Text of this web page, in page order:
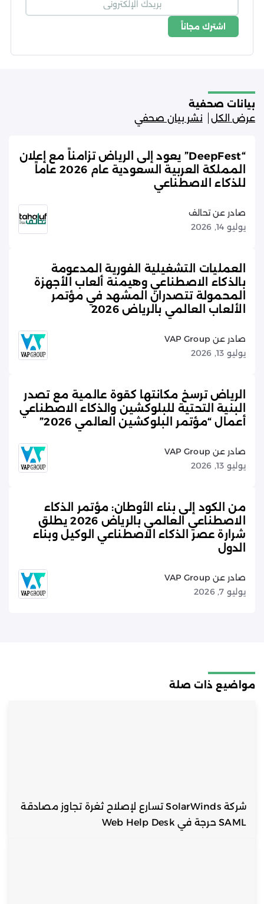
اشترك مجاناً
بيانات صحفية
عرض الكل
نشر بيان صحفي
“DeepFest” يعود إلى الرياض تزامناً مع إعلان
المملكة العربية السعودية عام 2026 عاماً
للذكاء الاصطناعي
صادر عن تحالف
يوليو 14, 2026
العمليات التشغيلية الفورية المدعومة
بالذكاء الاصطناعي وهيمنة ألعاب الأجهزة
المحمولة تتصدران المشهد في مؤتمر
الألعاب العالمي بالرياض 2026
صادر عن VAP Group
يوليو 13, 2026
الرياض ترسخ مكانتها كقوة عالمية مع تصدر
البنية التحتية للبلوكشين والذكاء الاصطناعي
أعمال “مؤتمر البلوكشين العالمي 2026”
صادر عن VAP Group
يوليو 13, 2026
من الكود إلى بناء الأوطان: مؤتمر الذكاء
الاصطناعي العالمي بالرياض 2026 يطلق
شرارة عصر الذكاء الاصطناعي الوكيل وبناء
الدول
صادر عن VAP Group
يوليو 7, 2026
مواضيع ذات صلة
شركة SolarWinds تسارع لإصلاح ثغرة تجاوز مصادقة
SAML حرجة في Web Help Desk